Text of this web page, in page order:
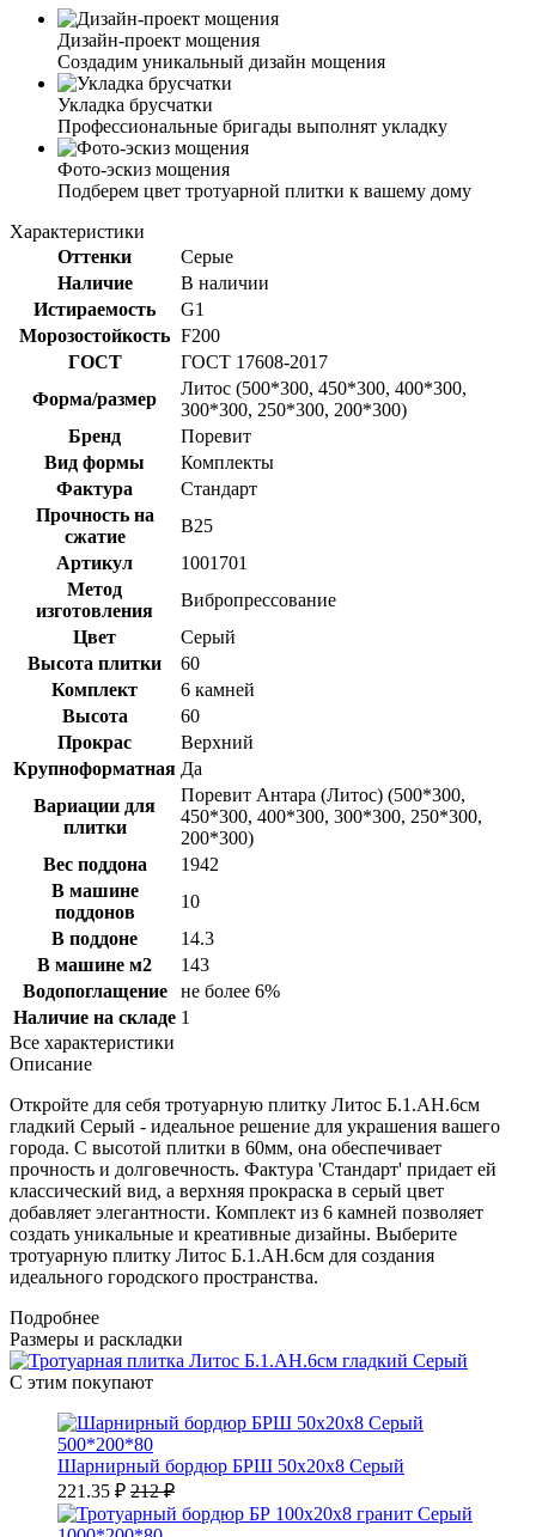
Дизайн-проект мощения
Создадим уникальный дизайн мощения
Укладка брусчатки
Профессиональные бригады выполнят укладку
Фото-эскиз мощения
Подберем цвет тротуарной плитки к вашему дому
Характеристики
Оттенки
Серые
Наличие
В наличии
Истираемость
G1
Морозостойкость F200
ГОСТ
ГОСТ 17608-2017
Форма/размер
Литос (500*300, 450*300, 400*300,
300*300, 250*300, 200*300)
Бренд
Поревит
Вид формы
Комплекты
Фактура
Стандарт
Прочность на
сжатие
B25
Артикул
1001701
Метод
изготовления
Вибропрессование
Цвет
Серый
Высота плитки
60
Комплект
6 камней
Высота
60
Прокрас
Верхний
Крупноформатная Да
Вариации для
плитки
Поревит Антара (Литос) (500*300,
450*300, 400*300, 300*300, 250*300,
200*300)
Вес поддона
1942
В машине
поддонов
10
В поддоне
14.3
В машине м2
143
Водопоглащение
не более 6%
Наличие на складе 1
Все характеристики
Описание
Откройте для себя тротуарную плитку Литос Б.1.АН.6см
гладкий Серый - идеальное решение для украшения вашего
города. С высотой плитки в 60мм, она обеспечивает
прочность и долговечность. Фактура 'Стандарт' придает ей
классический вид, а верхняя прокраска в серый цвет
добавляет элегантности. Комплект из 6 камней позволяет
создать уникальные и креативные дизайны. Выберите
тротуарную плитку Литос Б.1.АН.6см для создания
идеального городского пространства.
Подробнее
Размеры и раскладки
С этим покупают
500*200*80
Шарнирный бордюр БРШ 50х20х8 Серый
221.35 ₽ 212 ₽